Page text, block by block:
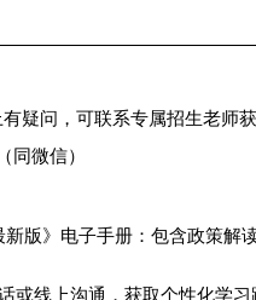
疑问，可联系专属招生老师
同微信）
新版》电子手册：包含政策解
或线上沟通，获取个性化学习